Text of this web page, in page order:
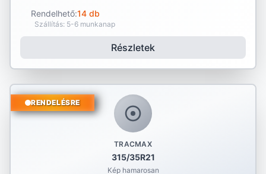
Rendelhető:14 db
Szállítás: 5-6 munkanap
Részletek
TRACMAX
315/35R21
Kép hamarosan
RENDELÉSRE